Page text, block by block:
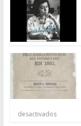
desactivados